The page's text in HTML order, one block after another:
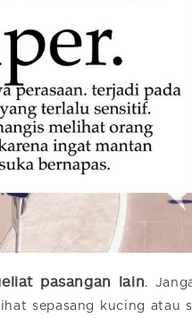
pasangan lain.
sepasang kucing atau